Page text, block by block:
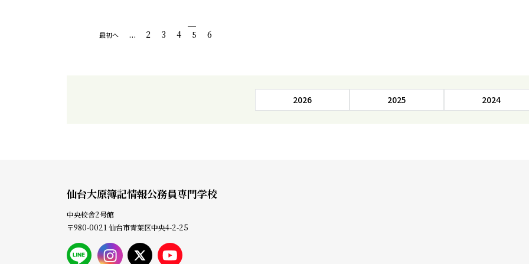
最初へ ... 2 3 4 5 6
2026 2025 2024
仙台大原簿記情報公務員専門学校
中央校舎2号館
〒980-0021 仙台市青葉区中央4-2-25